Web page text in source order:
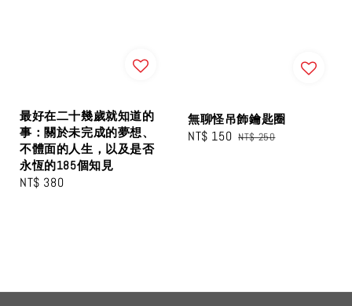
最好在二十幾歲就知道的
事：關於未完成的夢想、
不體面的人生，以及是否
永恆的185個知見
Regular
NT$ 380
無聊怪吊飾鑰匙圈
Sale
NT$ 150 Regular
NT$ 250